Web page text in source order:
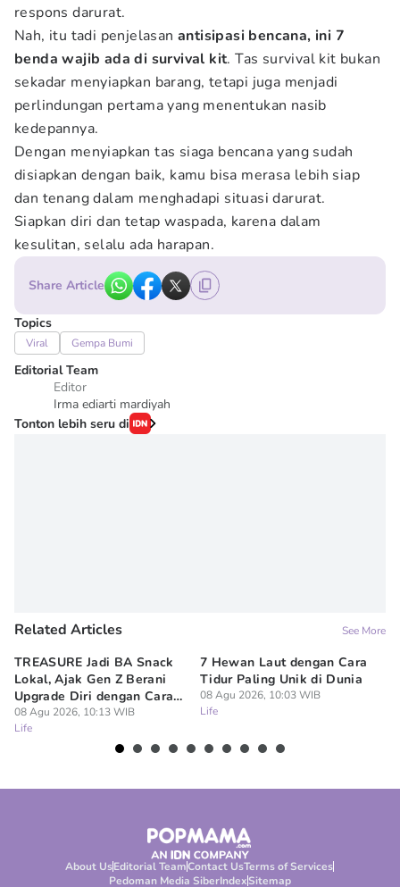
respons darurat.
Nah, itu tadi penjelasan antisipasi bencana, ini 7
benda wajib ada di survival kit. Tas survival kit bukan
sekadar menyiapkan barang, tetapi juga menjadi
perlindungan pertama yang menentukan nasib
kedepannya.
Dengan menyiapkan tas siaga bencana yang sudah
disiapkan dengan baik, kamu bisa merasa lebih siap
dan tenang dalam menghadapi situasi darurat.
Siapkan diri dan tetap waspada, karena dalam
kesulitan, selalu ada harapan.
Share Article
Topics
Viral Gempa Bumi
Editorial Team
Editor
Irma ediarti mardiyah
Tonton lebih seru di
Related Articles See More
TREASURE Jadi BA Snack
Lokal, Ajak Gen Z Berani
Upgrade Diri dengan Cara
Sendiri
08 Agu 2026, 10:13 WIB
Life
7 Hewan Laut dengan Cara
Tidur Paling Unik di Dunia
08 Agu 2026, 10:03 WIB
Life
About UsEditorial TeamContact UsTerms of Services
Pedoman Media SiberIndexSitemap